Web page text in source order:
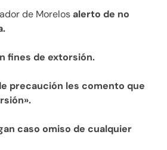
de Morelosalerto de no
fines de extorsión.
precaución les comento que
caso omiso de cualquier